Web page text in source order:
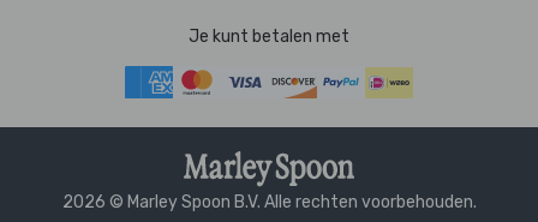
Je kunt betalen met
2026 © Marley Spoon B.V. Alle rechten voorbehouden.